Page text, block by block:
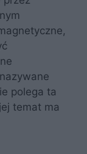
polega ta
temat ma